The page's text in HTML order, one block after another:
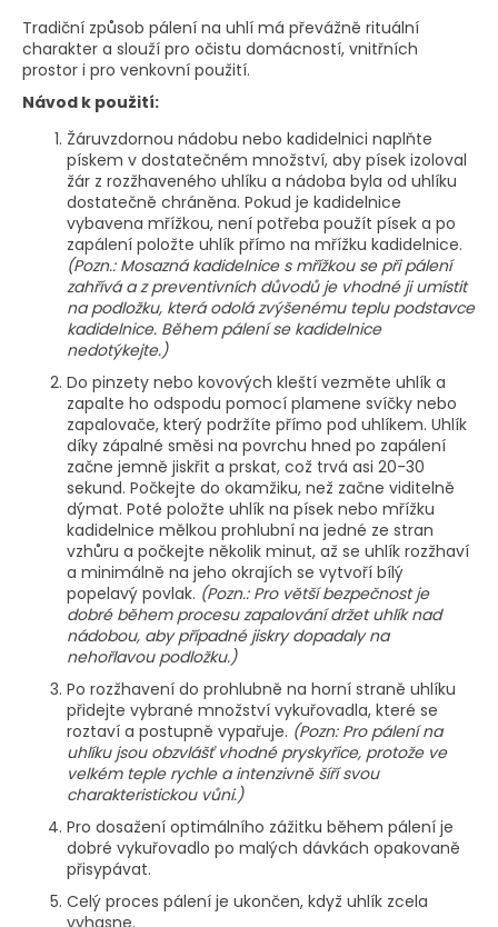
Tradiční způsob pálení na uhlí má převážně rituální
charakter a slouží pro očistu domácností, vnitřních
prostor i pro venkovní použití.
Návod k použití:
Žáruvzdornou nádobu nebo kadidelnici naplňte
pískem v dostatečném množství, aby písek izoloval
žár z rozžhaveného uhlíku a nádoba byla od uhlíku
dostatečně chráněna. Pokud je kadidelnice
vybavena mřížkou, není potřeba použít písek a po
zapálení položte uhlík přímo na mřížku kadidelnice.
(Pozn.: Mosazná kadidelnice s mřížkou se při pálení
zahřívá a z preventivních důvodů je vhodné ji umístit
na podložku, která odolá zvýšenému teplu podstavce
kadidelnice. Během pálení se kadidelnice
nedotýkejte.)
Do pinzety nebo kovových kleští vezměte uhlík a
zapalte ho odspodu pomocí plamene svíčky nebo
zapalovače, který podržíte přímo pod uhlíkem. Uhlík
díky zápalné směsi na povrchu hned po zapálení
začne jemně jiskřit a prskat, což trvá asi 20-30
sekund. Počkejte do okamžiku, než začne viditelně
dýmat. Poté položte uhlík na písek nebo mřížku
kadidelnice mělkou prohlubní na jedné ze stran
vzhůru a počkejte několik minut, až se uhlík rozžhaví
a minimálně na jeho okrajích se vytvoří bílý
popelavý povlak. (Pozn.: Pro větší bezpečnost je
dobré během procesu zapalování držet uhlík nad
nádobou, aby případné jiskry dopadaly na
nehořlavou podložku.)
Po rozžhavení do prohlubně na horní straně uhlíku
přidejte vybrané množství vykuřovadla, které se
roztaví a postupně vypařuje. (Pozn: Pro pálení na
uhlíku jsou obzvlášť vhodné pryskyřice, protože ve
velkém teple rychle a intenzivně šíří svou
charakteristickou vůni.)
Pro dosažení optimálního zážitku během pálení je
dobré vykuřovadlo po malých dávkách opakovaně
přisypávat.
Celý proces pálení je ukončen, když uhlík zcela
vyhasne.